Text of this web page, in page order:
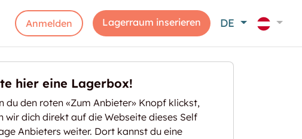
Anmelden Lagerraum inserieren DE
hier eine Lagerbox!
du den roten «Zum Anbieter» Knopf klickst,
wir dich direkt auf die Webseite dieses Self
Anbieters weiter. Dort kannst du eine